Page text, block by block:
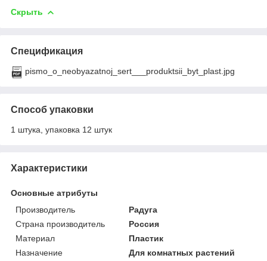
Скрыть
Спецификация
pismo_o_neobyazatnoj_sert___produktsii_byt_plast.jpg
Способ упаковки
1 штука, упаковка 12 штук
Характеристики
Основные атрибуты
Производитель
Радуга
Страна производитель
Россия
Материал
Пластик
Назначение
Для комнатных растений